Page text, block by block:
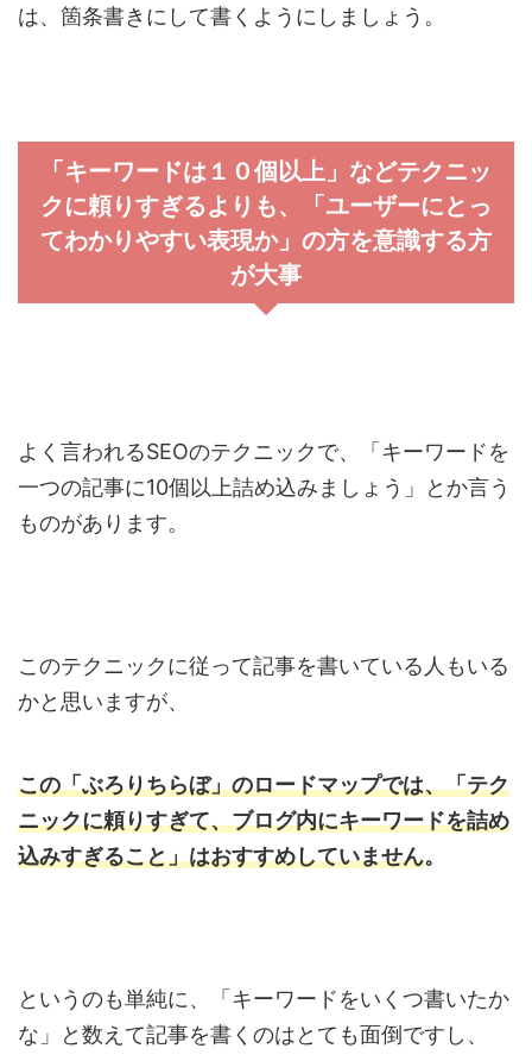
は、箇条書きにして書くようにしましょう。
「キーワードは１０個以上」などテクニッ
クに頼りすぎるよりも、「ユーザーにとっ
てわかりやすい表現か」の方を意識する方
が大事
よく言われるSEOのテクニックで、「キーワードを
一つの記事に10個以上詰め込みましょう」とか言う
ものがあります。
このテクニックに従って記事を書いている人もいる
かと思いますが、
この「ぶろりちらぼ」のロードマップでは、「テク
ニックに頼りすぎて、ブログ内にキーワードを詰め
込みすぎること」はおすすめしていません。
というのも単純に、「キーワードをいくつ書いたか
な」と数えて記事を書くのはとても面倒ですし、